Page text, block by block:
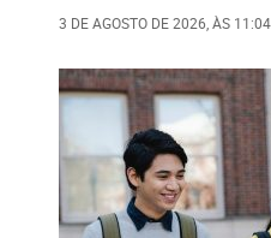
3 DE AGOSTO DE 2026 , ÀS 11:04